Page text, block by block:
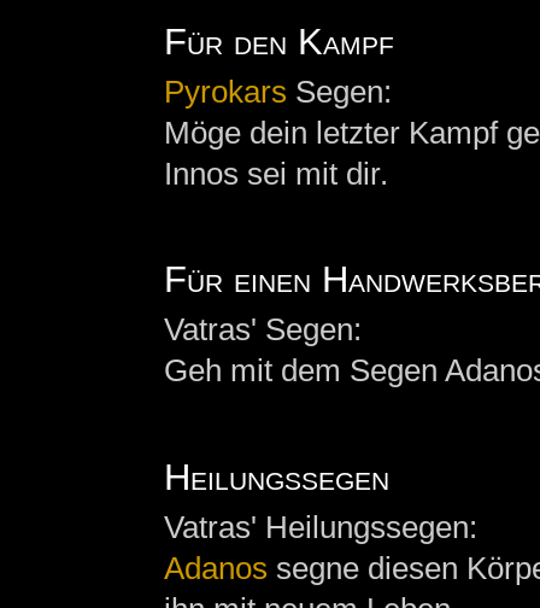
Für den Kampf
Pyrokars Segen:
Möge dein letzter Kampf
Innos sei mit dir.
Für einen
Vatras' Segen:
Geh mit dem Segen
Heilungssegen
Vatras' Heilungssegen:
Adanos segne diesen